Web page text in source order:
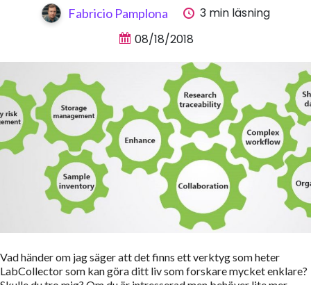
Fabricio Pamplona
3 min läsning
08/18/2018
Vad händer om jag säger att det finns ett verktyg som heter
LabCollector som kan göra ditt liv som forskare mycket enklare?